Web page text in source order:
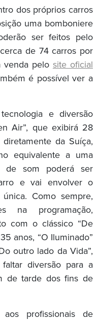
dos próprios carros
uma bomboniere
ser feitos pelo
de 74 carros por
venda pelo site oficial
é possível ver a
e diversão
Air”, que exibirá 28
da Suíça,
equivalente a uma
de som poderá ser
e vai envolver o
Como sempre,
na programação,
com o clássico “De
anos, “O Iluminado”
outro lado da Vida”,
diversão para a
de tarde dos fins de
profissionais de